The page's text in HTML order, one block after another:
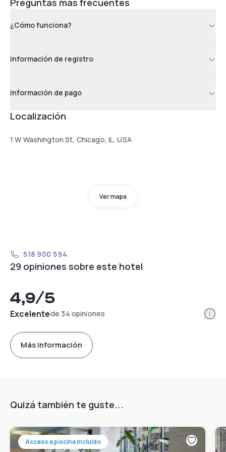
¿Cómo funciona?
Información de registro
Información de pago
Localización
1 W Washington St, Chicago, IL, USA
Ver mapa
518 900 594
29 opiniones sobre este hotel
4,9/5
Excelentede 34 opiniones
Más información
Quizá también te guste...
Acceso a piscina incluido